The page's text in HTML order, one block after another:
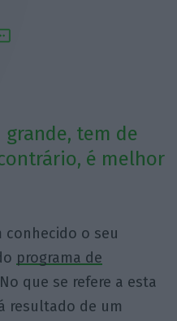
grande, tem de
é melhor
o seu
programa de
que se refere a esta
resultado de um